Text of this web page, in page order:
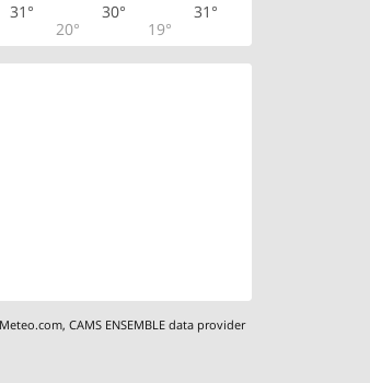
31°
20°
30°
19°
31°
,CAMS ENSEMBLE data provider